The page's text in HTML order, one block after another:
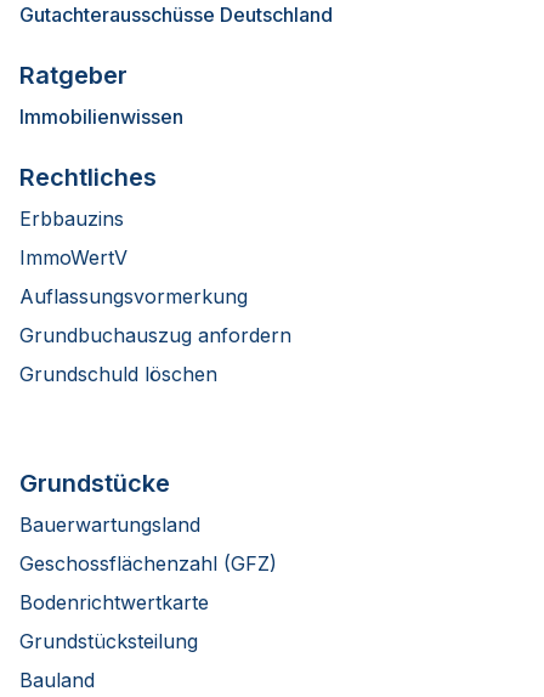
Gutachterausschüsse Deutschland
Ratgeber
Immobilienwissen
Rechtliches
Erbbauzins
ImmoWertV
Auflassungsvormerkung
Grundbuchauszug anfordern
Grundschuld löschen
Grundstücke
Bauerwartungsland
Geschossflächenzahl (GFZ)
Bodenrichtwertkarte
Grundstücksteilung
Bauland